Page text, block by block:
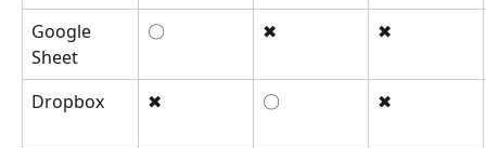
Google
Sheet
〇 ✖ ✖
Dropbox ✖ 〇 ✖